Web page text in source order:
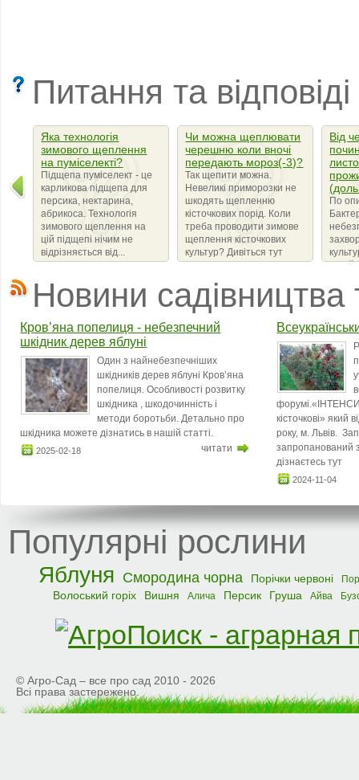
Питання та
Яка технологія
зимового щеплення
на пуміселекті?
Підщепа пуміселект - це
карликова підщепа для
персика, нектарина,
абрикоса. Технологія
зимового щеплення на
цій підщепі нічим не
відрізняється від...
Чи можна щеплювати
черешню коли вночі
передають мороз(-3)?
Так щепити можна.
Невеликі приморозки не
шкодять щепленню
кісточкових порід. Коли
треба проводити зимове
щеплення кісточкових
культур? Дивіться тут
Від
По
Новини садівництва
Кров’яна попелиця - небезпечний
шкідник дерев яблуні
Один з найнебезпечніших
шкідників дерев яблуні Кров’яна
попелиця. Особливості розвитку
шкідника , шкодочинність і
методи боротьби. Детально про
шкідника можете дізнатись в нашій статті.
2025-02-18 читати
кісточкові» який
року, м. Львів.
запропанований
дізнаєтесь тут
2024-11-04
Популярні рослини
Яблуня Смородина чорна Порічки червоні
Волоський горіх Вишня Алича Персик Груша Айва
© Агро-Сад – все про сад 2010 - 2026
Всі права застережено.